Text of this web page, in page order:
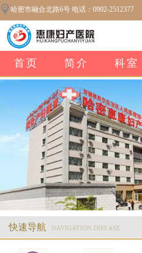
哈密市融合北路6号 电话：0902-2512377
首页 简介 科室
快速导航 NAVIGATION DISEASE